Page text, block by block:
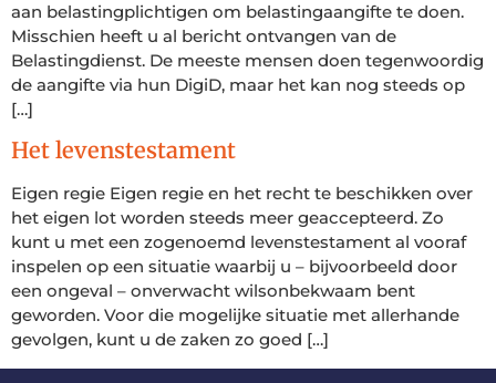
aan belastingplichtigen om belastingaangifte te doen.
Misschien heeft u al bericht ontvangen van de
Belastingdienst. De meeste mensen doen tegenwoordig
de aangifte via hun DigiD, maar het kan nog steeds op
[…]
Het levenstestament
Eigen regie Eigen regie en het recht te beschikken over
het eigen lot worden steeds meer geaccepteerd. Zo
kunt u met een zogenoemd levenstestament al vooraf
inspelen op een situatie waarbij u – bijvoorbeeld door
een ongeval – onverwacht wilsonbekwaam bent
geworden. Voor die mogelijke situatie met allerhande
gevolgen, kunt u de zaken zo goed […]